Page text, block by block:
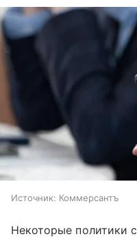
Источник: Коммерсантъ
Некоторые политики